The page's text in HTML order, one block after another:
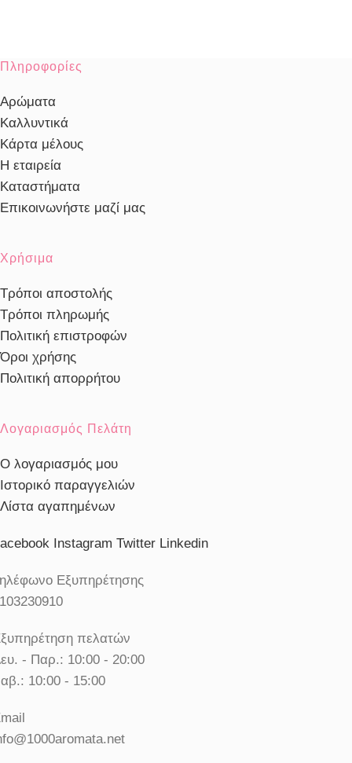
Πληροφορίες
Αρώματα
Καλλυντικά
Κάρτα μέλους
Η εταιρεία
Καταστήματα
Επικοινωνήστε μαζί μας
Χρήσιμα
Τρόποι αποστολής
Τρόποι πληρωμής
Πολιτική επιστροφών
Όροι χρήσης
Πολιτική απορρήτου
Λογαριασμός Πελάτη
Ο λογαριασμός μου
Ιστορικό παραγγελιών
Λίστα αγαπημένων
Instagram Twitter Linkedin
Εξυπηρέτησης
πελατών
- Παρ.: 10:00 - 20:00
10:00 - 15:00